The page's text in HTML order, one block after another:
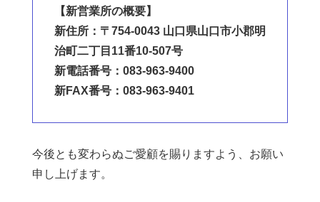
【新営業所の概要】
新住所：〒754-0043 山口県山口市小郡明
治町二丁目11番10-507号
新電話番号：083-963-9400
新FAX番号：083-963-9401
今後とも変わらぬご愛顧を賜りますよう、お願い
申し上げます。